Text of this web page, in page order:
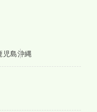
児島沖縄